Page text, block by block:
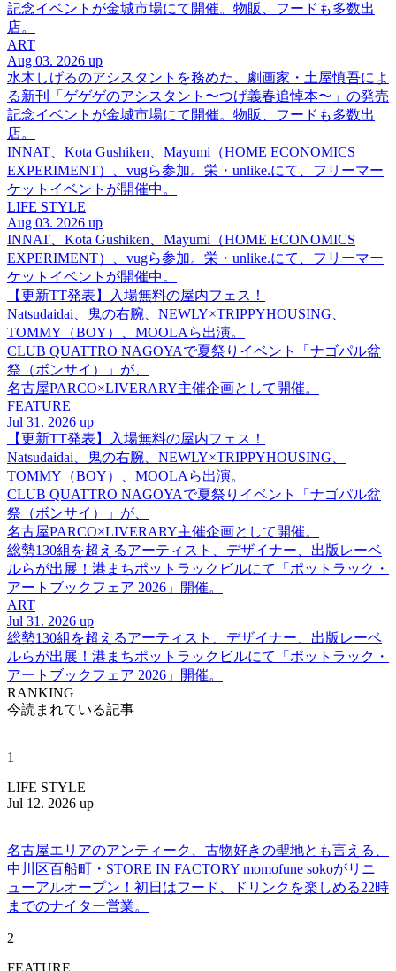
記念イベントが金城市場にて開催。物販、フードも多数出
店。
ART
Aug 03. 2026 up
水木しげるのアシスタントを務めた、劇画家・土屋慎吾によ
る新刊「ゲゲゲのアシスタント〜つげ義春追悼本〜」の発売
記念イベントが金城市場にて開催。物販、フードも多数出
店。
INNAT、Kota Gushiken、Mayumi（HOME ECONOMICS
EXPERIMENT）、vugら参加。栄・unlike.にて、フリーマー
ケットイベントが開催中。
LIFE STYLE
Aug 03. 2026 up
INNAT、Kota Gushiken、Mayumi（HOME ECONOMICS
EXPERIMENT）、vugら参加。栄・unlike.にて、フリーマー
ケットイベントが開催中。
【更新TT発表】入場無料の屋内フェス！
Natsudaidai、鬼の右腕、NEWLY×TRIPPYHOUSING、
TOMMY（BOY）、MOOLAら出演。
CLUB QUATTRO NAGOYAで夏祭りイベント「ナゴパル盆
祭（ボンサイ）」が、
名古屋PARCO×LIVERARY主催企画として開催。
FEATURE
Jul 31. 2026 up
【更新TT発表】入場無料の屋内フェス！
Natsudaidai、鬼の右腕、NEWLY×TRIPPYHOUSING、
TOMMY（BOY）、MOOLAら出演。
CLUB QUATTRO NAGOYAで夏祭りイベント「ナゴパル盆
祭（ボンサイ）」が、
名古屋PARCO×LIVERARY主催企画として開催。
総勢130組を超えるアーティスト、デザイナー、出版レーベ
ルらが出展！港まちポットラックビルにて「ポットラック・
アートブックフェア 2026」開催。
ART
Jul 31. 2026 up
総勢130組を超えるアーティスト、デザイナー、出版レーベ
ルらが出展！港まちポットラックビルにて「ポットラック・
アートブックフェア 2026」開催。
RANKING
今読まれている記事
1
LIFE STYLE
Jul 12. 2026 up
名古屋エリアのアンティーク、古物好きの聖地とも言える、
中川区百船町・STORE IN FACTORY momofune sokoがリニ
ューアルオープン！初日はフード、ドリンクを楽しめる22時
までのナイター営業。
2